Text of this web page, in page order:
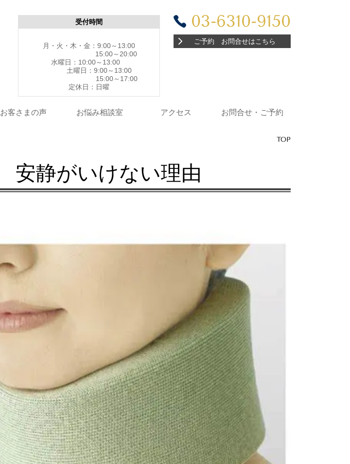
受付時間
月・火・木・金：9:00～13:00
15:00～20:00
水曜日：10:00～13:00
土曜日：9:00～13:00
15:00～17:00
定休日：日曜
03-6310-9150
ご予約 お問合せはこちら
お客さまの声 お悩み相談室 アクセス お問合せ・ご予約
TOP
安静がいけない理由